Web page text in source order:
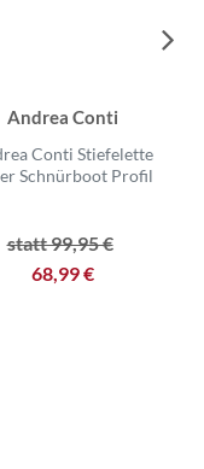
Andrea Conti
Conti Stiefelette
Schnürboot Profil
statt 99,95 €
68,99 €